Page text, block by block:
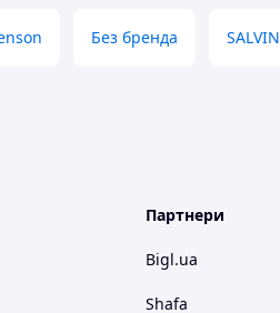
Без бренда
Партнери
Bigl.ua
Shafa